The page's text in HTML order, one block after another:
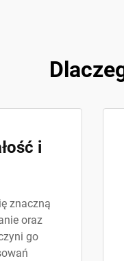
i
znaczną
oraz
go